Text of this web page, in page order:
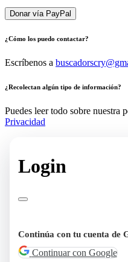
Donar vía PayPal
¿Cómo los puedo contactar?
Escríbenos a
¿Recolectan algún tipo de información?
Puedes leer todo sobre nuestra
Privacidad
Login
Continúa con tu cuenta de
Continuar con Google